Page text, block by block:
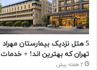
5 هتل نزدیک بیمارستان مهراد
تهران که بهترین‌ اند! + خدمات
2 هفته پیش